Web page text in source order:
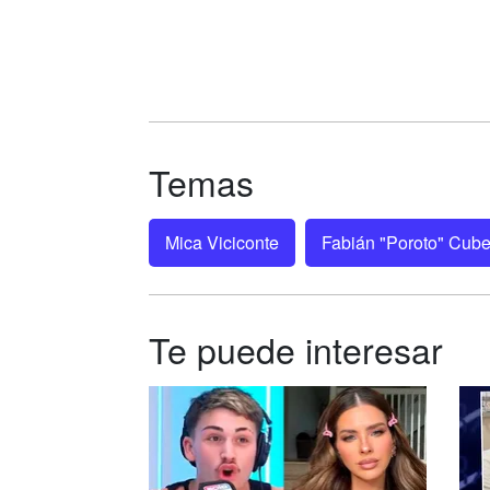
Temas
Mica Viciconte Fabián "Poroto"
Te puede interesar